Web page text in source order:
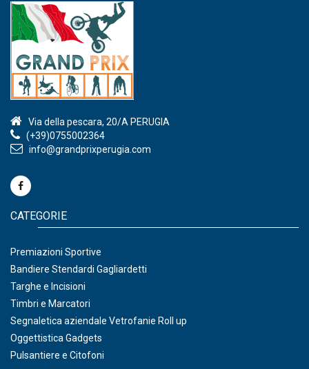
Via della pescara, 20/A PERUGIA
(+39)0755002364
info@grandprixperugia.com
CATEGORIE
Premiazioni Sportive
Bandiere Stendardi Gagliardetti
Targhe e Incisioni
Timbri e Marcatori
Segnaletica aziendale Vetrofanie Roll up
Oggettistica Gadgets
Pulsantiere e Citofoni